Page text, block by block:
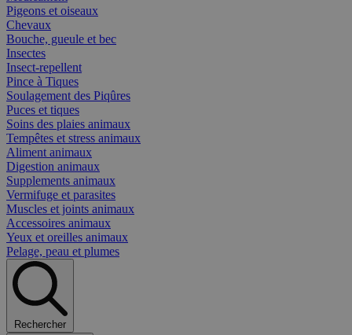
Pigeons et oiseaux
Chevaux
Bouche, gueule et bec
Insectes
Insect-repellent
Pince à Tiques
Soulagement des Piqûres
Puces et tiques
Soins des plaies animaux
Tempêtes et stress animaux
Aliment animaux
Digestion animaux
Supplements animaux
Vermifuge et parasites
Muscles et joints animaux
Accessoires animaux
Yeux et oreilles animaux
Pelage, peau et plumes
Rechercher